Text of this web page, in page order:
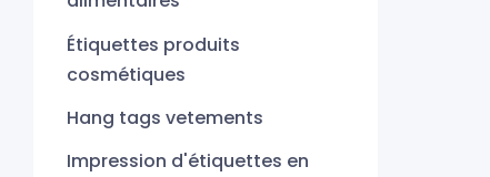
Étiquettes produits
cosmétiques
Hang tags vetements
Impression d'étiquettes en